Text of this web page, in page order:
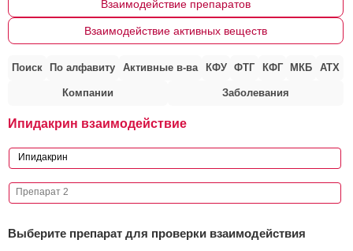
Взаимодействие препаратов
Взаимодействие активных веществ
Поиск По алфавиту Активные в-ва КФУ ФТГ КФГ МКБ АТХ
Компании Заболевания
Ипидакрин взаимодействие
Выберите препарат для проверки взаимодействия